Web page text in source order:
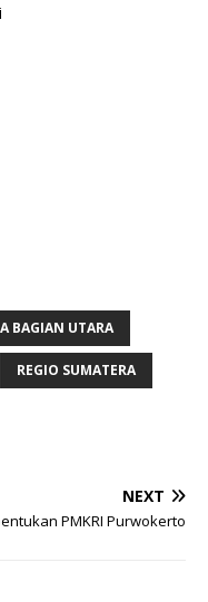
BAGIAN UTARA
REGIO SUMATERA
NEXT
PMKRI Purwokerto